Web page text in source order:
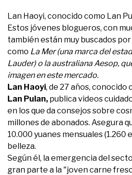
Lan Haoyi, conocido como Lan
Estos jóvenes blogueros, con
también están muy buscados
como La Mer (una marca del
Lauder) o la australianaAesop,
imagen en este mercado.
Lan Haoyi, de 27 años, conocido
Lan Pulan, publica videos
en los que da consejos sobre
millones de abonados. Asegura
10.000 yuanes mensuales (1.260
belleza.
Según él, la emergencia del
gran parte a la "joven carne